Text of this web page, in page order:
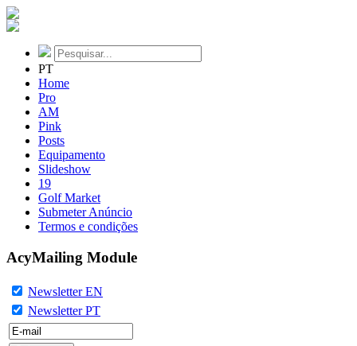
PT
Home
Pro
AM
Pink
Posts
Equipamento
Slideshow
19
Golf Market
Submeter Anúncio
Termos e condições
AcyMailing Module
Newsletter EN
Newsletter PT